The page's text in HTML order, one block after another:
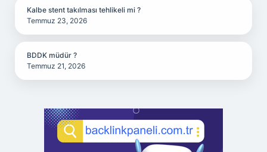
Kalbe stent takılması tehlikeli mi ?
Temmuz 23, 2026
BDDK müdür ?
Temmuz 21, 2026